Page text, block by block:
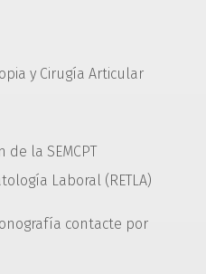
y Cirugía Articular
la SEMCPT
Laboral (RETLA)
contacte por